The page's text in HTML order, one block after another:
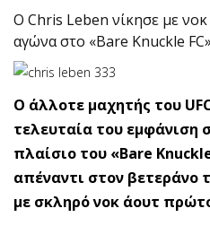
Ο Chris Leben νίκησε με
αγώνα στο «Bare Knuckle
Ο άλλοτε μαχητής του
τελευταία του εμφάνιση
πλαίσιο του «Bare
απέναντι στον
με σκληρό νοκ άουτ